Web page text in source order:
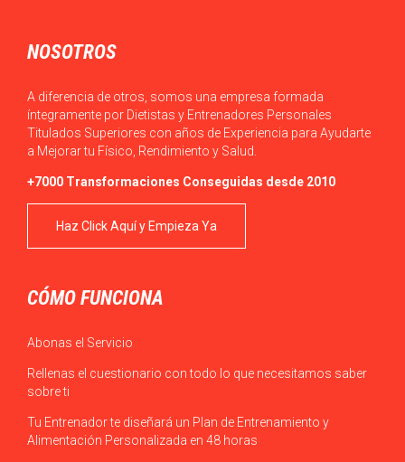
NOSOTROS
A diferencia de otros, somos una empresa formada
íntegramente por Dietistas y Entrenadores Personales
Titulados Superiores con años de Experiencia para Ayudarte
a Mejorar tu Físico, Rendimiento y Salud.
+7000 Transformaciones Conseguidas desde 2010
Haz Click Aquí y Empieza Ya
CÓMO FUNCIONA
Abonas el Servicio
Rellenas el cuestionario con todo lo que necesitamos saber
sobre ti
Tu Entrenador te diseñará un Plan de Entrenamiento y
Alimentación Personalizada en 48 horas